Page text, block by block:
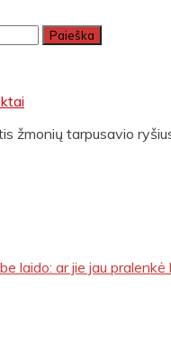
žmonių tarpusavio
laido: ar jie jau pralenkė